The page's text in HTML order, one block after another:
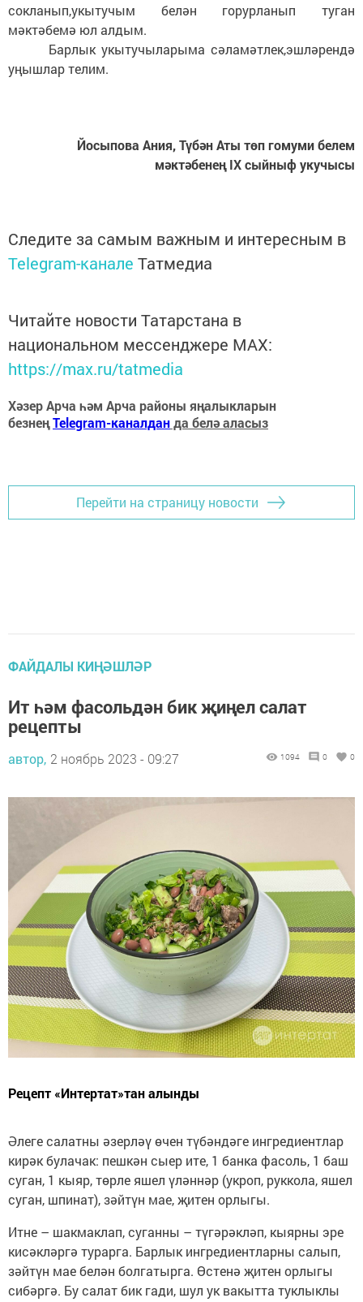
сокланып,укытучым белән горурланып туган
мәктәбемә юл алдым.
Барлык укытучыларыма сәламәтлек,эшләрендә
уңышлар телим.
Йосыпова Ания, Түбән Аты төп гомуми белем
мәктәбенең IX сыйныф укучысы
Следите за самым важным и интересным в
Telegram-канале Татмедиа
Читайте новости Татарстана в
национальном мессенджере MАХ:
https://max.ru/tatmedia
Хәзер Арча һәм Арча районы яңалыкларын
безнеңTelegram-каналданда белә аласыз
Перейти на страницу новости
ФАЙДАЛЫ КИҢӘШЛӘР
Ит һәм фасольдән бик җиңел салат
рецепты
автор, 2 ноябрь 2023 - 09:27 1094 0 0
Рецепт «Интертат»тан алынды
Әлеге салатны әзерләү өчен түбәндәге ингредиентлар
кирәк булачак: пешкән сыер ите, 1 банка фасоль, 1 баш
суган, 1 кыяр, төрле яшел үләннәр (укроп, руккола, яшел
суган, шпинат), зәйтүн мае, җитен орлыгы.
Итне – шакмаклап, суганны – түгәрәкләп, кыярны эре
кисәкләргә турарга. Барлык ингредиентларны салып,
зәйтүн мае белән болгатырга. Өстенә җитен орлыгы
сибәргә. Бу салат бик гади, шул ук вакытта туклыклы